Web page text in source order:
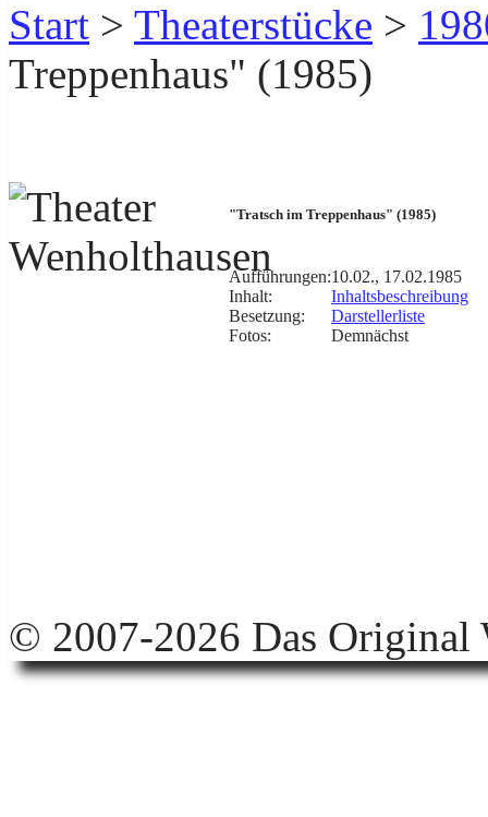
Start > Theaterstücke >
Treppenhaus" (1985)
"Tratsch im Treppenhaus" (1985)
Aufführungen:10.02., 17.02.1985
Inhalt:
Inhaltsbeschreibung
Besetzung:
Darstellerliste
Fotos:
Demnächst
© 2007-2026 Das Original